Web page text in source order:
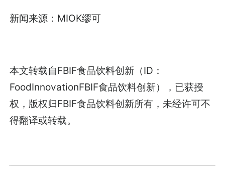
新闻来源：MIOK缪可
本文转载自FBIF食品饮料创新（ID：
FoodInnovationFBIF食品饮料创新），已获授
权，版权归FBIF食品饮料创新所有，未经许可不
得翻译或转载。